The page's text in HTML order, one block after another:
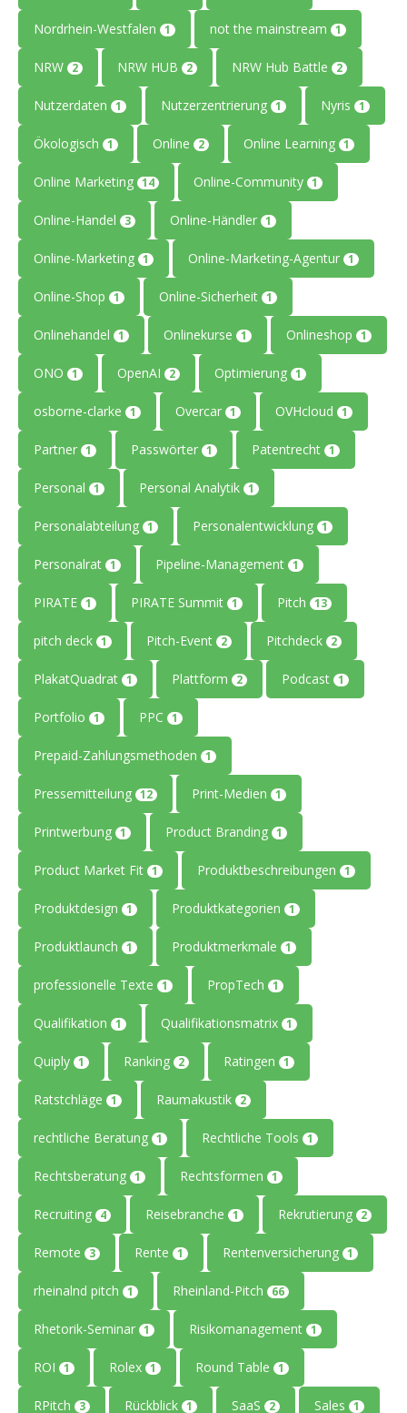
Nordrhein-Westfalen 1 not the mainstream 1
NRW 2 NRW HUB 2 NRW Hub Battle 2
Nutzerdaten 1 Nutzerzentrierung 1 Nyris 1
Ökologisch 1 Online 2 Online Learning 1
Online Marketing 14 Online-Community 1
Online-Handel 3 Online-Händler 1
Online-Marketing 1 Online-Marketing-Agentur 1
Online-Shop 1 Online-Sicherheit 1
Onlinehandel 1 Onlinekurse 1 Onlineshop 1
ONO 1 OpenAI 2 Optimierung 1
osborne-clarke 1 Overcar 1 OVHcloud 1
Partner 1 Passwörter 1 Patentrecht 1
Personal 1 Personal Analytik 1
Personalabteilung 1 Personalentwicklung 1
Personalrat 1 Pipeline-Management 1
PIRATE 1 PIRATE Summit 1 Pitch 13
pitch deck 1 Pitch-Event 2 Pitchdeck 2
PlakatQuadrat 1 Plattform 2 Podcast 1
Portfolio 1 PPC 1
Prepaid-Zahlungsmethoden 1
Pressemitteilung 12 Print-Medien 1
Printwerbung 1 Product Branding 1
Product Market Fit 1 Produktbeschreibungen 1
Produktdesign 1 Produktkategorien 1
Produktlaunch 1 Produktmerkmale 1
professionelle Texte 1 PropTech 1
Qualifikation 1 Qualifikationsmatrix 1
Quiply 1 Ranking 2 Ratingen 1
Ratstchläge 1 Raumakustik 2
rechtliche Beratung 1 Rechtliche Tools 1
Rechtsberatung 1 Rechtsformen 1
Recruiting 4 Reisebranche 1 Rekrutierung 2
Remote 3 Rente 1 Rentenversicherung 1
rheinalnd pitch 1 Rheinland-Pitch 66
Rhetorik-Seminar 1 Risikomanagement 1
ROI 1 Rolex 1 Round Table 1
RPitch 3 Rückblick 1 SaaS 2 Sales 1